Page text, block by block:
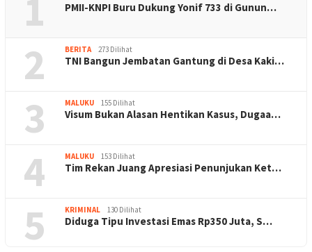
1 PMII-KNPI Buru Dukung Yonif 733 di Gunun…
2 BERITA 273 Dilihat
TNI Bangun Jembatan Gantung di Desa Kaki…
3 MALUKU 155 Dilihat
Visum Bukan Alasan Hentikan Kasus, Dugaa…
4 MALUKU 153 Dilihat
Tim Rekan Juang Apresiasi Penunjukan Ket…
5 KRIMINAL 130 Dilihat
Diduga Tipu Investasi Emas Rp350 Juta, S…